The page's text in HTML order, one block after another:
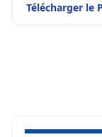
Télécharger le